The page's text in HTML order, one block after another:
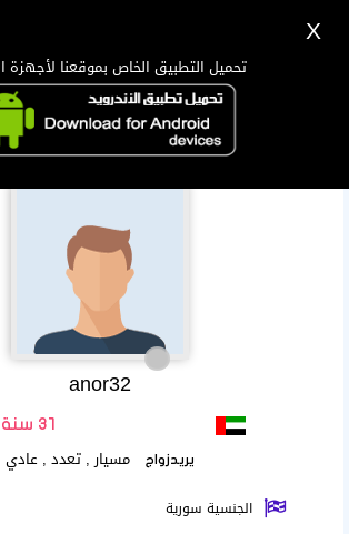
anor32
31 سنة
يريدزواج مسيار , تعدد , عادي
الجنسية سورية
X
تحميل التطبيق الخاص بموقعنا لأجهزة